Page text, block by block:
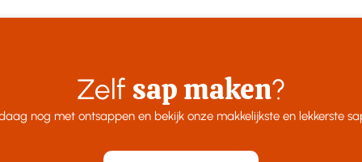
Zelf sap maken?
nog met ontsappen en bekijk onze makkelijkste en lekkerste